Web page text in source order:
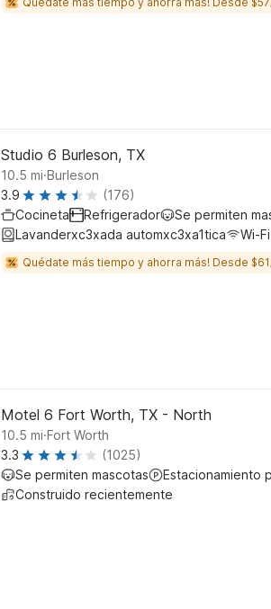
Studio 6 Burleson, TX
10.5 mi.Burleson
3.9
(176)
Cocineta
Refrigerador
Se permiten
Lavanderxc3xada automxc3xa1tica
Wi-
Quédate más tiempo y ahorra más! Desde
Motel 6 Fort Worth, TX - North
10.5 mi.Fort Worth
3.3
(1025)
Se permiten mascotas
Estacionamiento
Construido recientemente